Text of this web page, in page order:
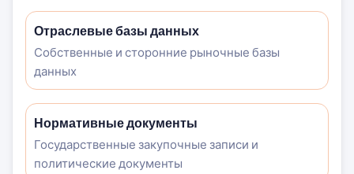
Отраслевые базы данных
Собственные и сторонние рыночные базы
данных
Нормативные документы
Государственные закупочные записи и
политические документы